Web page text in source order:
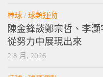
棒球 / 球類運動
陳金鋒談鄭宗哲、李
從努力中展現出來
2 8 月, 2026